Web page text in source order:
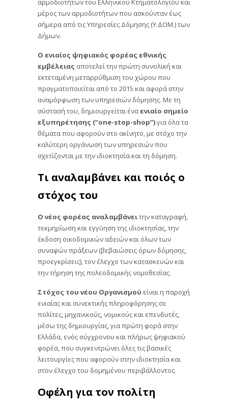
μέρος των αρμοδιοτήτων που ασκούνταν έως
σήμερα από τις Υπηρεσίες Δόμησης (Υ.ΔΟΜ.) των
Δήμων.
Ο ενιαίος ψηφιακός φορέας εθνικής
εμβέλειας αποτελεί την πρώτη συνολική και
εκτεταμένη μεταρρύθμιση του χώρου που
πραγματοποιείται από το 2015 και αφορά στην
αναμόρφωση των υπηρεσιών δόμησης. Με τη
σύστασή του, δημιουργείται έναενιαίο σημείο
εξυπηρέτησης (“one-stop-shop”)για όλα τα
θέματα που αφορούν στο ακίνητο, με στόχο την
καλύτερη οργάνωση των υπηρεσιών που
σχετίζονται με την ιδιοκτησία και τη δόμηση.
Τι αναλαμβάνει και ποιός ο
στόχος του
Ο νέος φορέας αναλαμβάνειτην καταγραφή,
τεκμηρίωση και εγγύηση της ιδιοκτησίας, την
έκδοση οικοδομικών αδειών και όλων των
συναφών πράξεων (βεβαιώσεις όρων δόμησης,
προεγκρίσεις), τον έλεγχο των κατασκευών και
την τήρηση της πολεοδομικής νομοθεσίας.
Στόχος του νέου Οργανισμού είναι η παροχή
ενιαίας και συνεκτικής πληροφόρησης σε
πολίτες, μηχανικούς, νομικούς και επενδυτές,
μέσω της δημιουργίας, για πρώτη φορά στην
Ελλάδα, ενός σύγχρονου και πλήρως ψηφιακού
φορέα, που συγκεντρώνει όλες τις βασικές
λειτουργίες που αφορούν στην ιδιοκτησία και
στον έλεγχο του δομημένου περιβάλλοντος.
Οφέλη για τον πολίτη